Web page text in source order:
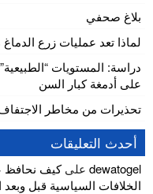
بلاغ صحفي
لماذا تعد عمليات زرع
على أدمغة كبار السن
تحذيرات من مخاطر
أحدث التعليقات
dewatogel علىكيف نحافظ
الخلافات السياسية قبل وبعد